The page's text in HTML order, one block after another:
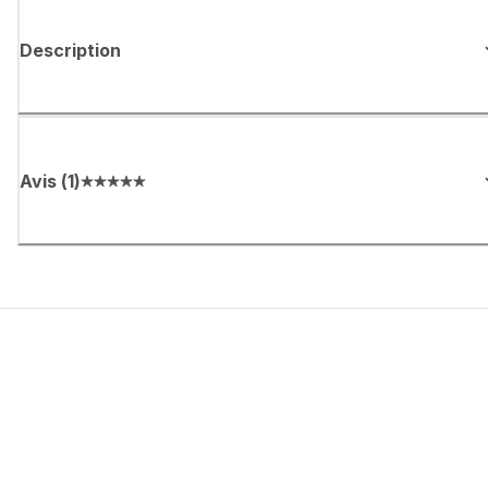
Description
Avis (1)